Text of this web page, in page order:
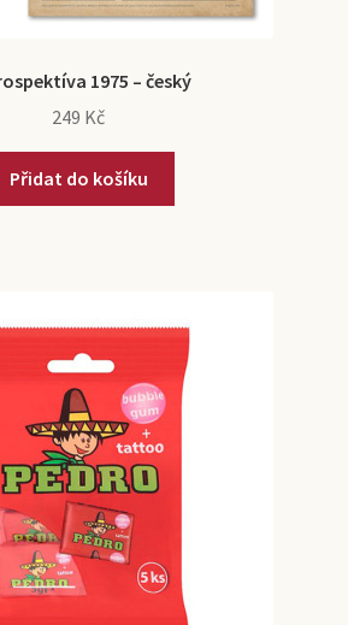
1975 – český
249 Kč
Přidat do košíku